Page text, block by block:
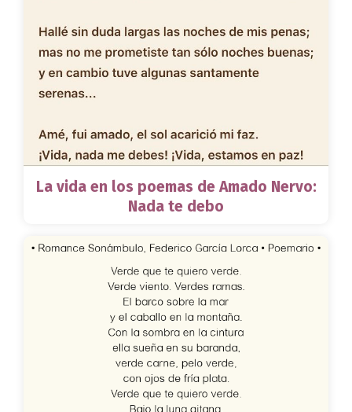
La vida en los poemas de Amado Nervo:
Nada te debo